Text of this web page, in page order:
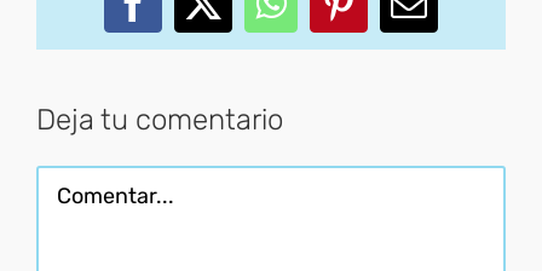
Facebook
X WhatsApp
PinterestCorreo
Deja tu comentario
Comentar